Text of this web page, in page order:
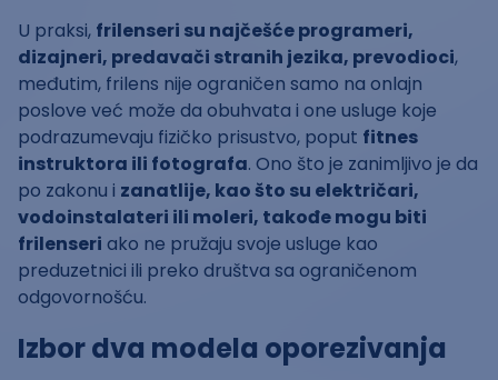
U praksi, frilenseri su najčešće programeri,
dizajneri, predavači stranih jezika, prevodioci,
međutim, frilens nije ograničen samo na onlajn
poslove već može da obuhvata i one usluge koje
podrazumevaju fizičko prisustvo, poput fitnes
instruktora ili fotografa. Ono što je zanimljivo je da
po zakonu i zanatlije, kao što su električari,
vodoinstalateri ili moleri, takođe mogu biti
frilenseri ako ne pružaju svoje usluge kao
preduzetnici ili preko društva sa ograničenom
odgovornošću.
Izbor dva modela oporezivanja